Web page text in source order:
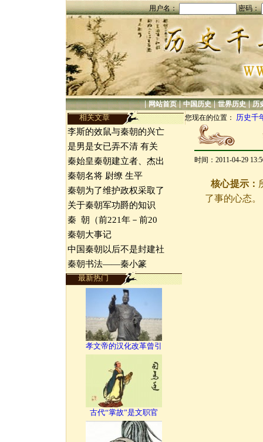
用户名： 密码：
|网站首页|中国历史|世界历史|历
相关文章 您现在的位置： 历史千
李斯的效鼠与秦朝的兴亡
是男是女已弄不清 有关
秦始皇秦朝建立者、杰出
秦朝名将 尉缭 生平
秦朝为了维护政权采取了
关于秦朝军功爵的知识
秦 朝（前221年－前20
秦朝大事记
中国秦朝以后不是封建社
秦朝书法——秦小篆
最新热门
孝文帝的汉化改革曾引
古代“掌故”是文职官
时间：2011-04-29
核心提示：
了事的心态。